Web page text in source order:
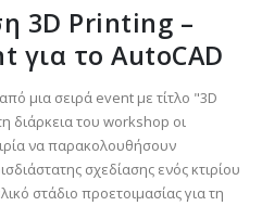
3D Printing –
για το AutoCAD
μια σειρά event με τίτλο "3D
διάρκεια του workshop οι
να παρακολουθήσουν
σχεδίασης ενός κτιρίου
στάδιο προετοιμασίας για τη